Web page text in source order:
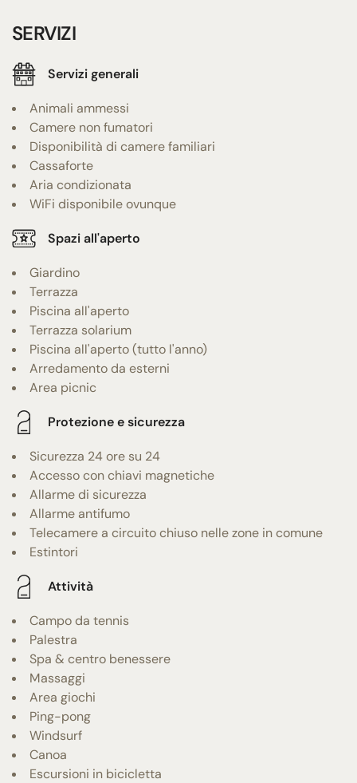
SERVIZI
Servizi generali
Animali ammessi
Camere non fumatori
Disponibilità di camere familiari
Cassaforte
Aria condizionata
WiFi disponibile ovunque
Spazi all'aperto
Giardino
Terrazza
Piscina all'aperto
Terrazza solarium
Piscina all'aperto (tutto l'anno)
Arredamento da esterni
Area picnic
Protezione e sicurezza
Sicurezza 24 ore su 24
Accesso con chiavi magnetiche
Allarme di sicurezza
Allarme antifumo
Telecamere a circuito chiuso nelle zone in comune
Estintori
Attività
Campo da tennis
Palestra
Spa & centro benessere
Massaggi
Area giochi
Ping-pong
Windsurf
Canoa
Escursioni in bicicletta